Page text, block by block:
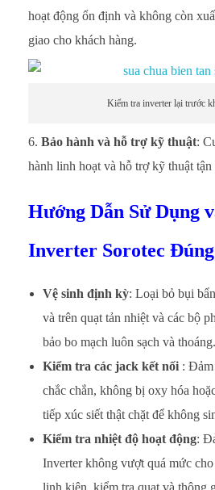
hoạt động ổn định và không còn
giao cho khách hàng.
Kiểm tra inverter lại trước
Bảo hành và hỗ trợ kỹ thuật:
hành linh hoạt và hỗ trợ kỹ thuật
Hướng Dẫn Sử Dụng
Inverter Sorotec
Vệ sinh định kỳ: Loại bỏ bụi
và trên quạt tản nhiệt và các bộ
bảo bo mạch luôn sạch và thoáng.
Kiểm tra các jack kết nối : Đảm
chắc chắn, không bị oxy hóa
tiếp xúc siết thật chặt để không
Kiểm tra nhiệt độ hoạt động:
Inverter không vượt quá mức